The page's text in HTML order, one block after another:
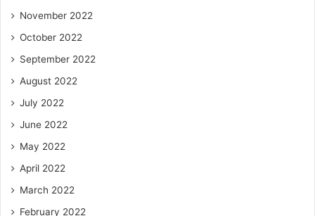
November 2022
October 2022
September 2022
August 2022
July 2022
June 2022
May 2022
April 2022
March 2022
February 2022